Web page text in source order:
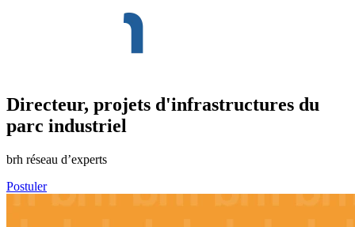
Directeur, projets d'infrastructures du
parc industriel
brh réseau d’experts
Postuler